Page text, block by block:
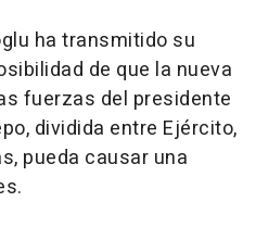
ha transmitido su
de que la nueva
fuerzas del presidente
dividida entre Ejército,
pueda causar una